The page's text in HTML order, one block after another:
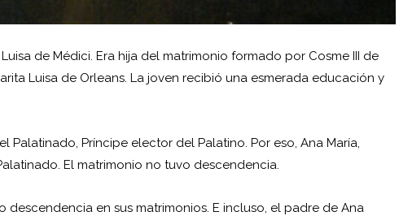
de Médici. Era hija del matrimonio formado por Cosme III de
Luisa de Orleans. La joven recibió una esmerada educación y
Príncipe elector del Palatino. Por eso, Ana María,
El matrimonio no tuvo descendencia.
en sus matrimonios. E incluso, el padre de Ana